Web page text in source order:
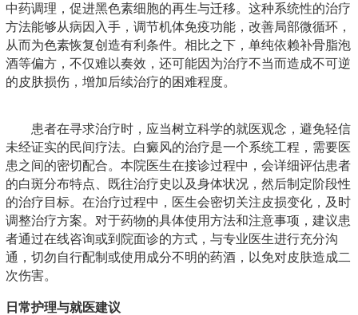
中药调理，促进黑色素细胞的再生与迁移。这种系统性的治疗
方法能够从病因入手，调节机体免疫功能，改善局部微循环，
从而为色素恢复创造有利条件。相比之下，单纯依赖补骨脂泡
酒等偏方，不仅难以奏效，还可能因为治疗不当而造成不可逆
的皮肤损伤，增加后续治疗的困难程度。
患者在寻求治疗时，应当树立科学的就医观念，避免轻信
未经证实的民间疗法。白癜风的治疗是一个系统工程，需要医
患之间的密切配合。本院医生在接诊过程中，会详细评估患者
的白斑分布特点、既往治疗史以及身体状况，然后制定阶段性
的治疗目标。在治疗过程中，医生会密切关注皮损变化，及时
调整治疗方案。对于药物的具体使用方法和注意事项，建议患
者通过在线咨询或到院面诊的方式，与专业医生进行充分沟
通，切勿自行配制或使用成分不明的药酒，以免对皮肤造成二
次伤害。
日常护理与就医建议